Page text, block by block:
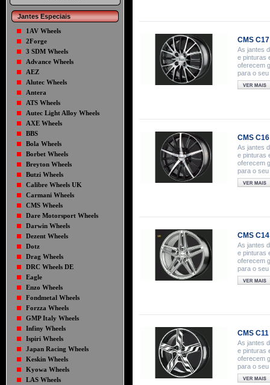
Jantes Especiais
1AV Wheels
2Forge
3 SDM Wheels
Advance Wheels
AEZ
Alutec Wheels
Antera
ATS Wheels
Autec Light Alloy Wheels
AXE Wheels
BBS
Bola Wheels
Borbet Wheels
Breyton Wheels
Butzi Wheels
Calibre Wheels UK
Carmani Wheels
CMS Wheels
Dare Motorsport Wheels
Darwin Wheels
Dezent Wheels
Dotz
Drag Wheels
DRC Wheels DE
Eagle
Enzo Wheels
Fondmetal Wheels
Forzza Wheels
GMP Italy Wheels
Infiny Wheels
Ispiri Wheels
Japan Racing Wheels
Keskin Wheels
Kyowa Wheels
LAS Wheels
CMS
As jantes
e pinturas
oferecem
para o
CMS
As jantes
e pinturas
oferecem
para o
CMS
As jantes
e pinturas
oferecem
para o
CMS
As jantes
e pinturas
oferecem
para o